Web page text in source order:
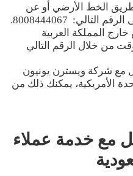
الخط الأرضي أو عن
المملكة العربية
من خلال الرقم التالي
مع شركة ويسترن يونيون
الأمريكية، يمكنك ذلك من
مع خدمة عملاء